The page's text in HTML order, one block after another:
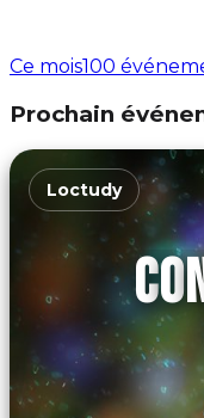
Ce mois100
Prochain
Loctudy